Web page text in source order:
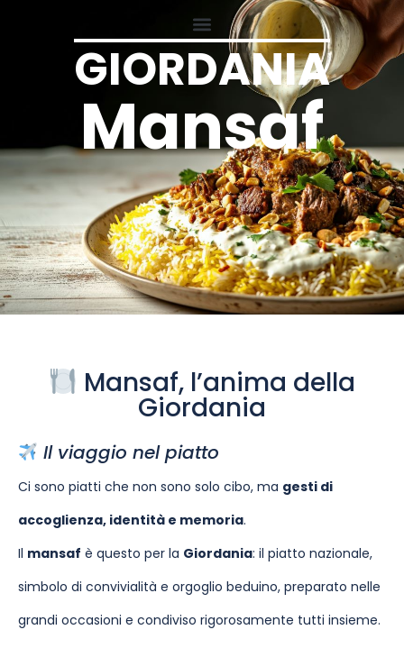
GIORDANIA
Mansaf
Mansaf, l’anima della
Giordania
Il viaggio nel piatto
Ci sono piatti che non sono solo cibo, ma gesti di
accoglienza, identità e memoria.
Il mansaf è questo per la Giordania: il piatto nazionale,
simbolo di convivialità e orgoglio beduino, preparato nelle
grandi occasioni e condiviso rigorosamente tutti insieme.